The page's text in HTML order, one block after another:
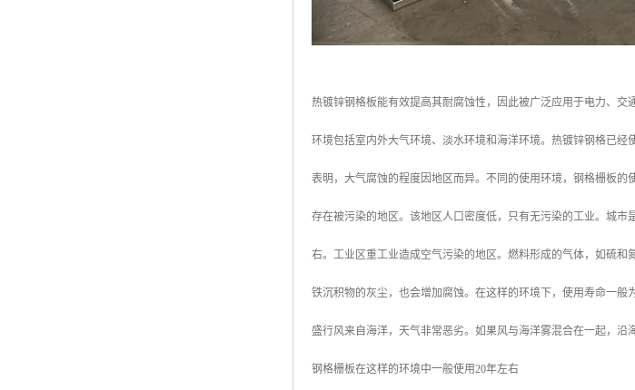
热镀锌钢格板能有效提高其耐腐蚀性，因此被广泛应用于电力、
环境包括室内外大气环境、淡水环境和海洋环境。热镀锌钢格已
表明，大气腐蚀的程度因地区而异。不同的使用环境，钢格栅板
存在被污染的地区。该地区人口密度低，只有无污染的工业。城
右。工业区重工业造成空气污染的地区。燃料形成的气体，如硫
铁沉积物的灰尘，也会增加腐蚀。在这样的环境下，使用寿命一
盛行风来自海洋，天气非常恶劣。如果风与海洋雾混合在一起，沿
钢格栅板在这样的环境中一般使用20年左右